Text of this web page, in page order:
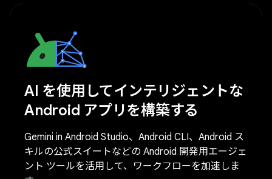
AI を使用してインテリジェントな
Android アプリを構築する
Gemini in Android Studio、Android CLI、Android ス
キルの公式スイートなどの Android 開発用エージェ
ント ツールを活用して、ワークフローを加速しま